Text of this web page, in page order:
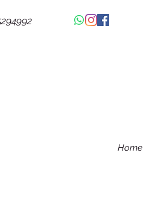
Home